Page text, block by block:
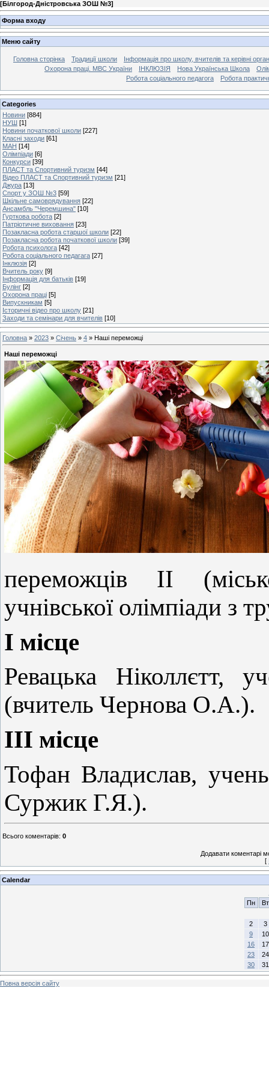
[Білгород-Дністровська ЗОШ №3]
Форма входу
Меню сайту
Головна сторінка Традиції школи
Інформація про школу, вчителів та керівні
Охорона праці. МВС України
ІНКЛЮЗІЯ Нова Українська Школа
Робота соціального педагога
Робота
Categories
Новини [884]
НУШ [1]
Новини початкової школи [227]
Класні заходи [61]
МАН [14]
Олімпіади [6]
Конкурси [39]
ПЛАСТ та Спортивний туризм [44]
Відео ПЛАСТ та Спортивний туризм [21]
Джура [13]
Спорт у ЗОШ №3 [59]
Шкільне самоврядування [22]
Ансамбль "Черемшина" [10]
Гурткова робота [2]
Патріотичне виховання [23]
Позакласна робота старшої школи [22]
Позакласна робота початкової школи [39]
Робота психолога [42]
Робота соціального педагага [27]
Інклюзія [2]
Вчитель року [9]
Інформація для батьків [19]
Булінг [2]
Охорона праці [5]
Випускникам [5]
Історичні відео про школу [21]
Заходи та семінари для вчителів [10]
Головна » 2023 » Січень » 4 » Наші переможці
Наші переможці
переможців ІІ
учнівської олімпіади з
І місце
Ревацька
(вчитель Чернова О.А.).
ІІІ місце
Тофан Владислав,
Суржик Г.Я.).
Всього коментарів: 0
Додавати коментарі
[
Calendar
Пн
Вт
2
3
9
10
16
17
23
24
30
31
Повна версія сайту